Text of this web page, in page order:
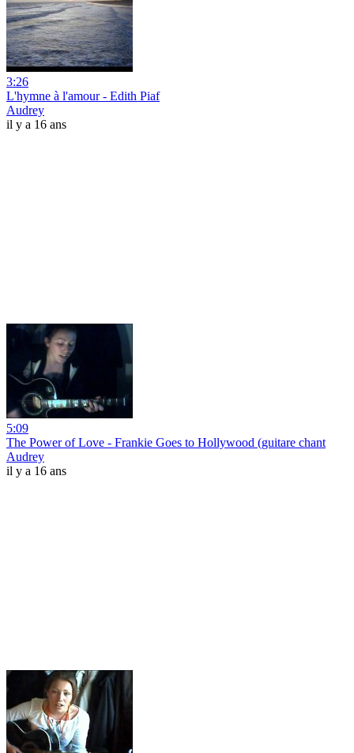
3:26
L'hymne à l'amour - Edith Piaf
Audrey
il y a 16 ans
5:09
The Power of Love - Frankie Goes to Hollywood (guitare chant
Audrey
il y a 16 ans